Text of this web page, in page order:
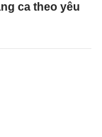
ca theo yêu